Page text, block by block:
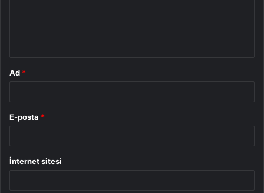
Ad *
E-posta *
İnternet sitesi